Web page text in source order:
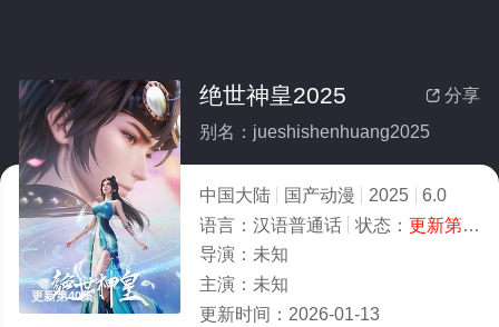
更新第40集
 分享
绝世神皇2025
别名：jueshishenhuang2025
中国大陆 国产动漫 2025
6.0
语言： 汉语普通话 状态： 更新第40集
导演： 未知
主演： 未知
更新时间： 2026-01-13